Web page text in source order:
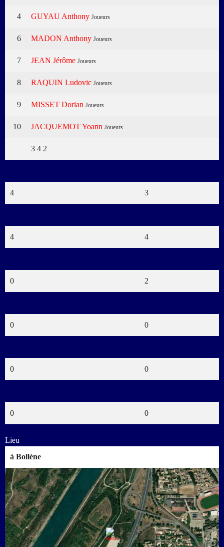
4 GUYAU Anthony Joueurs
6 MADON Anthony Joueurs
7 JEAN Jérôme Joueurs
8 RAQUIN Ludovic Joueurs
9 MISSET Dorian Joueurs
10 JACQUEMOT Yoann Joueurs
3 4 2
4
3
4
4
0
2
0
0
0
0
0
0
Lieu
à Bollène